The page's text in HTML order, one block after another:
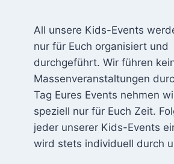
All unsere Kids-Events
nur für Euch organisiert und
durchgeführt. Wir führen
Massenveranstaltungen
Tag Eures Events nehmen
speziell nur für Euch Zeit.
jeder unserer Kids-Events
wird stets individuell durch